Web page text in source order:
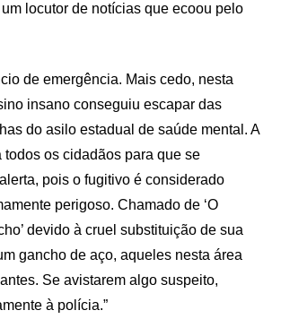
locutor de notícias que ecoou pelo
de emergência. Mais cedo, nesta
insano conseguiu escapar das
do asilo estadual de saúde mental. A
todos os cidadãos para que se
pois o fugitivo é considerado
perigoso. Chamado de ‘O
devido à cruel substituição de sua
gancho de aço, aqueles nesta área
Se avistarem algo suspeito,
à polícia.”